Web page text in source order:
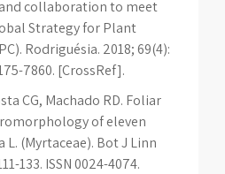
collaboration to meet
Strategy for Plant
Rodriguésia. 2018; 69(4):
7860. [CrossRef].
CG, Machado RD. Foliar
of eleven
L. (Myrtaceae). Bot J Linn
133. ISSN 0024-4074.